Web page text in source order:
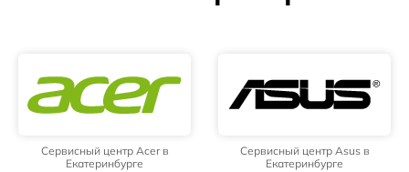
Сервисный центр Acer в
Екатеринбурге
Сервисный центр Asus в
Екатеринбурге